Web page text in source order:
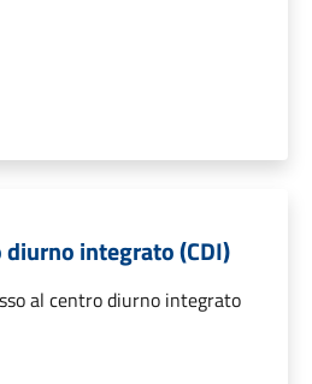
diurno integrato (CDI)
al centro diurno integrato